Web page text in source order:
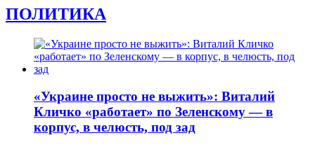
ПОЛИТИКА
«Украине просто не выжить»: Виталий
Кличко «работает» по Зеленскому — в
корпус, в челюсть, под зад